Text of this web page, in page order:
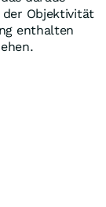
der Objektivität
enthalten